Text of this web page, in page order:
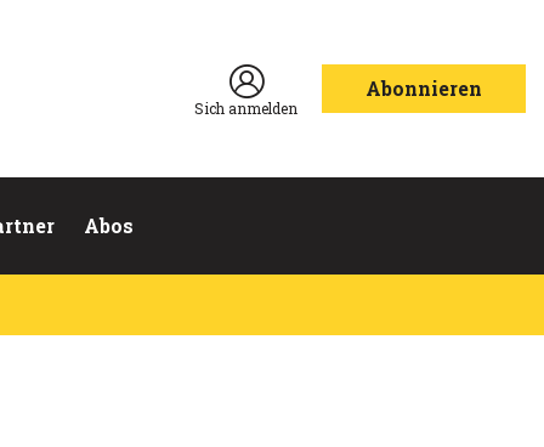
Sich anmelden
Abonnieren
Abos